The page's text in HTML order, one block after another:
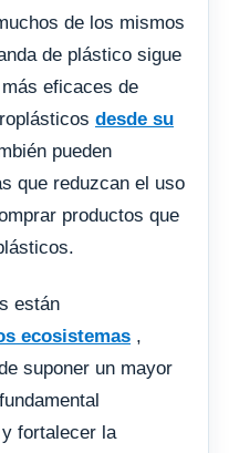
de los mismos
de plástico sigue
eficaces de
desde su
pueden
que reduzcan el uso
productos que
están
ecosistemas ,
suponer un mayor
fortalecer la